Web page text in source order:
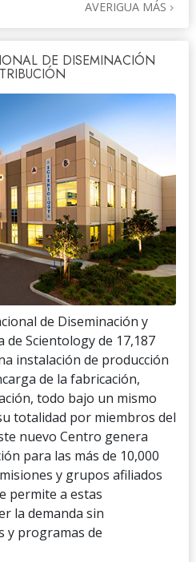
AVERIGUA MÁS
DE DISEMINACIÓN
de Diseminación y
Scientology de 17,187
instalación de producción
de la fabricación,
todo bajo un mismo
totalidad por miembros del
nuevo Centro genera
para las más de 10,000
y grupos afiliados
permite a estas
la demanda sin
y programas de